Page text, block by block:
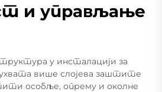
и управљање
у инсталацији за
више слојева заштите
особље, опрему и околне